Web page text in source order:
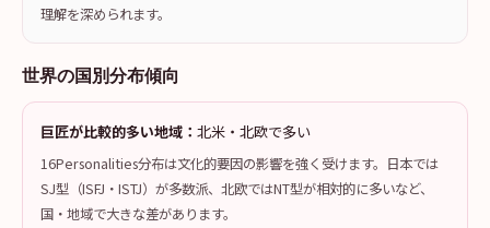
理解を深められます。
世界の国別分布傾向
巨匠が比較的多い地域： 北米・北欧で多い
16Personalities分布は文化的要因の影響を強く受けます。日本では
SJ型（ISFJ・ISTJ）が多数派、北欧ではNT型が相対的に多いなど、
国・地域で大きな差があります。